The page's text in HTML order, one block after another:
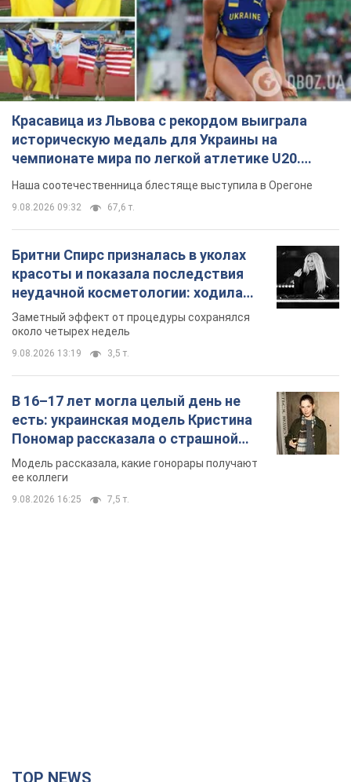
Красавица из Львова с рекордом выиграла
историческую медаль для Украины на
чемпионате мира по легкой атлетике U20.
Видео
Наша соотечественница блестяще выступила в Орегоне
9.08.2026 09:32 67,6 т.
Бритни Спирс призналась в уколах
красоты и показала последствия
неудачной косметологии: ходила
так почти месяц
Заметный эффект от процедуры сохранялся
около четырех недель
9.08.2026 13:19 3,5 т.
В 16–17 лет могла целый день не
есть: украинская модель Кристина
Пономар рассказала о страшной
стороне модельной карьеры
Модель рассказала, какие гонорары получают
ее коллеги
9.08.2026 16:25 7,5 т.